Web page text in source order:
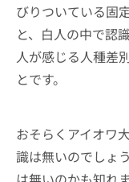
びりついている固
と、白人の中で認
人が感じる人種差
とです。
おそらくアイオワ
識は無いのでしょ